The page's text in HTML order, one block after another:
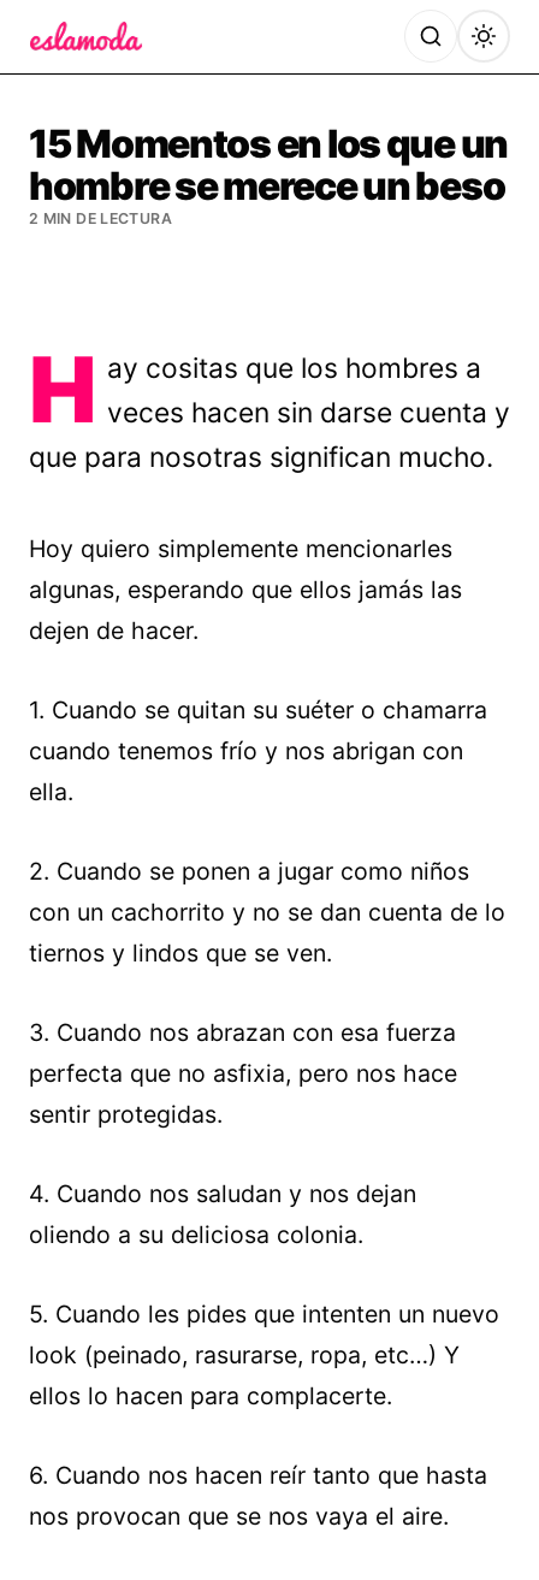
15 Momentos en los que un
hombre se merece un beso
2 MIN DE LECTURA
H ay cositas que los hombres a
veces hacen sin darse cuenta y
que para nosotras significan mucho.
Hoy quiero simplemente mencionarles
algunas, esperando que ellos jamás las
dejen de hacer.
1. Cuando se quitan su suéter o chamarra
cuando tenemos frío y nos abrigan con
ella.
2. Cuando se ponen a jugar como niños
con un cachorrito y no se dan cuenta de lo
tiernos y lindos que se ven.
3. Cuando nos abrazan con esa fuerza
perfecta que no asfixia, pero nos hace
sentir protegidas.
4. Cuando nos saludan y nos dejan
oliendo a su deliciosa colonia.
5. Cuando les pides que intenten un nuevo
look (peinado, rasurarse, ropa, etc…) Y
ellos lo hacen para complacerte.
6. Cuando nos hacen reír tanto que hasta
nos provocan que se nos vaya el aire.